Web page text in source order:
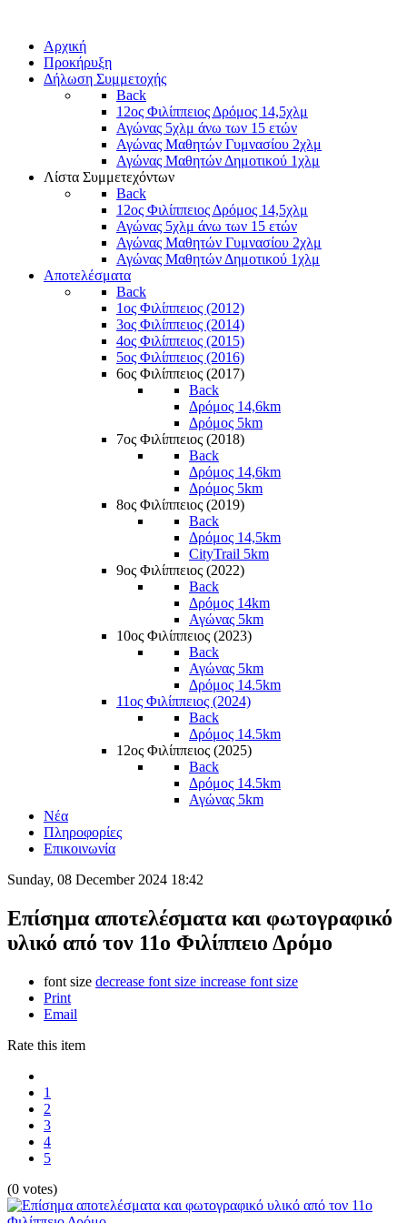
Αρχική
Προκήρυξη
Δήλωση Συμμετοχής
Back
12ος Φιλίππειος Δρόμος 14,5χλμ
Αγώνας 5χλμ άνω των 15 ετών
Αγώνας Μαθητών Γυμνασίου 2χλμ
Αγώνας Μαθητών Δημοτικού 1χλμ
Λίστα Συμμετεχόντων
Back
12ος Φιλίππειος Δρόμος 14,5χλμ
Αγώνας 5χλμ άνω των 15 ετών
Αγώνας Μαθητών Γυμνασίου 2χλμ
Αγώνας Μαθητών Δημοτικού 1χλμ
Αποτελέσματα
Back
1ος Φιλίππειος (2012)
3ος Φιλίππειος (2014)
4ος Φιλίππειος (2015)
5ος Φιλίππειος (2016)
6ος Φιλίππειος (2017)
Back
Δρόμος 14,6km
Δρόμος 5km
7ος Φιλίππειος (2018)
Back
Δρόμος 14,6km
Δρόμος 5km
8ος Φιλίππειος (2019)
Back
Δρόμος 14,5km
CityTrail 5km
9ος Φιλίππειος (2022)
Back
Δρόμος 14km
Αγώνας 5km
10ος Φιλίππειος (2023)
Back
Αγώνας 5km
Δρόμος 14.5km
11ος Φιλίππειος (2024)
Back
Δρόμος 14.5km
12ος Φιλίππειος (2025)
Back
Δρόμος 14.5km
Αγώνας 5km
Νέα
Πληροφορίες
Επικοινωνία
Sunday, 08 December 2024 18:42
Επίσημα αποτελέσματα και φωτογραφικό
υλικό από τον 11ο Φιλίππειο Δρόμο
font size decrease font size increase font size
Print
Email
Rate this item
1
2
3
4
5
(0 votes)